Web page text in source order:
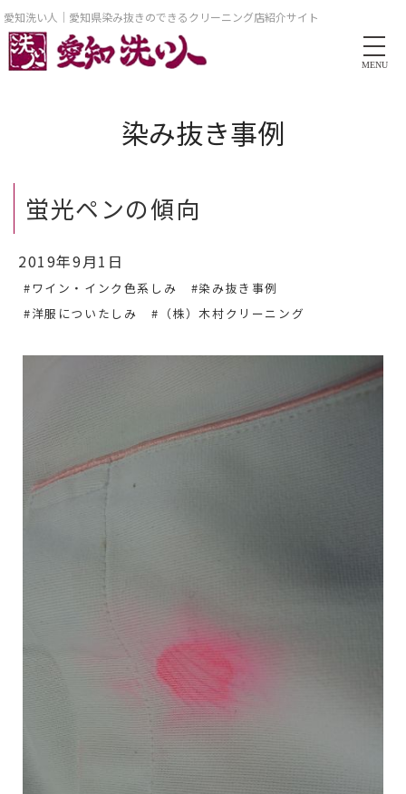
愛知洗い人｜愛知県染み抜きのできるクリーニング店紹介サイト
MENU
染み抜き事例
蛍光ペンの傾向
2019年9月1日
#ワイン・インク色系しみ
#染み抜き事例
#洋服についたしみ
#（株）木村クリーニング